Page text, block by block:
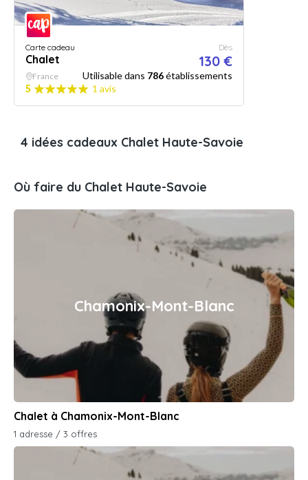
Carte cadeau
Chalet
Dès
130 €
France Utilisable dans 786établissements
5
1 avis
4 idées cadeaux Chalet Haute-Savoie
Où faire du Chalet Haute-Savoie
Chamonix-Mont-Blanc
Chalet à Chamonix-Mont-Blanc
1 adresse / 3 offres